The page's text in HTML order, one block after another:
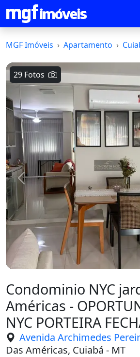
MGF Imóveis Apartamento
29 Fotos
Voltar
Condominio NYC
Américas -
NYC PORTEIRA
Avenida Archimedes
Das Américas, Cuiabá - MT